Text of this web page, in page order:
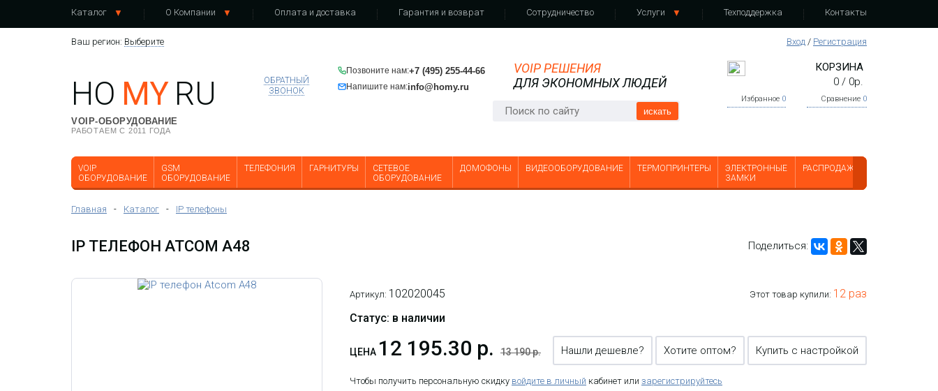
Каталог О Компании Оплата и доставка Гарантия и возврат Сотрудничество Услуги Техподдержка Контакты
Ваш регион: Выберите Вход / Регистрация
HO MY RU
VOIP-ОБОРУДОВАНИЕ
РАБОТАЕМ С 2011 ГОДА
Позвоните нам:+7 (495) 255-44-66
Напишите нам:info@homy.ru
ОБРАТНЫЙ
ЗВОНОК
VOIP РЕШЕНИЯ
ДЛЯ ЭКОНОМНЫХ ЛЮДЕЙ
искать
КОРЗИНА
0/ 0р.
Избранное 0 Сравнение 0
VOIP
ОБОРУДОВАНИЕ
GSM
ОБОРУДОВАНИЕ
ТЕЛЕФОНИЯ ГАРНИТУРЫ
СЕТЕВОЕ
ОБОРУДОВАНИЕ
ДОМОФОНЫ ВИДЕООБОРУДОВАНИЕ ТЕРМОПРИНТЕРЫ
ЭЛЕКТРОННЫЕ
ЗАМКИ
РАСПРОДАЖА
Главная - Каталог - IP телефоны
IP ТЕЛЕФОН ATCOM A48 Поделиться:
Артикул: 102020045
Статус: в наличии
Этот товар купили: 12 раз
ЦЕНА 12 195.30 р. 13 190 р. Нашли дешевле? Хотите оптом? Купить с настройкой
Чтобы получить персональную скидку войдите в личный кабинет или зарегистрируйтесь